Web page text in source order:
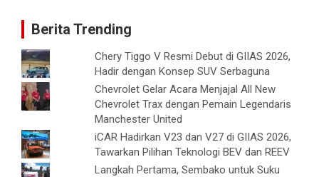
Berita Trending
Chery Tiggo V Resmi Debut di GIIAS 2026,
Hadir dengan Konsep SUV Serbaguna
Chevrolet Gelar Acara Menjajal All New
Chevrolet Trax dengan Pemain Legendaris
Manchester United
iCAR Hadirkan V23 dan V27 di GIIAS 2026,
Tawarkan Pilihan Teknologi BEV dan REEV
Langkah Pertama, Sembako untuk Suku